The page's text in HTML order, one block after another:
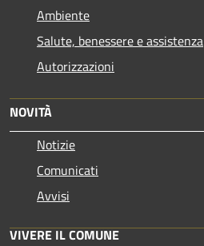
Ambiente
Salute, benessere e assistenza
Autorizzazioni
NOVITÀ
Notizie
Comunicati
Avvisi
VIVERE IL COMUNE